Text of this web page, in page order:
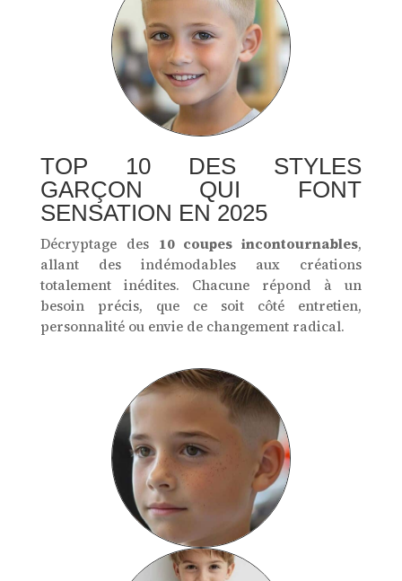
TOP 10 DES STYLES
GARÇON QUI FONT
SENSATION EN 2025
Décryptage des 10 coupes incontournables,
allant des indémodables aux créations
totalement inédites. Chacune répond à un
besoin précis, que ce soit côté entretien,
personnalité ou envie de changement radical.